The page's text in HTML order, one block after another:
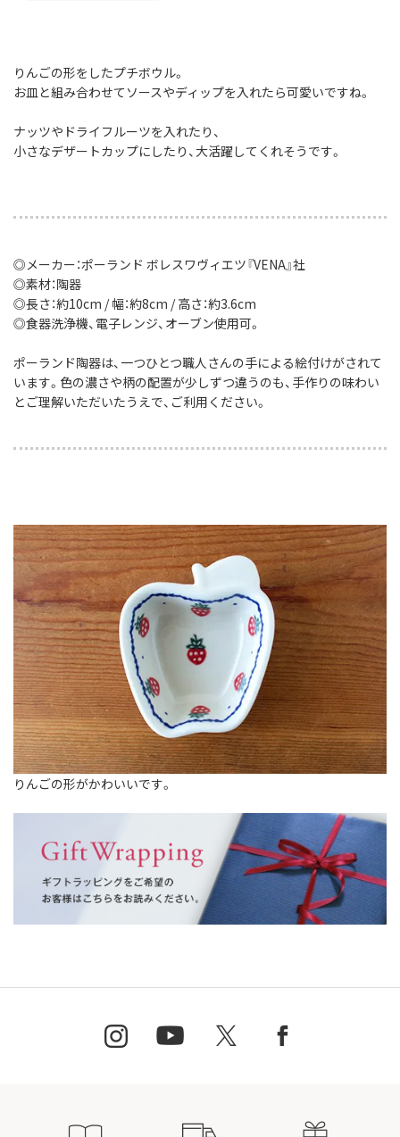
りんごの形をしたプチボウル。
お皿と組み合わせてソースやディップを入れたら可愛いですね。
ナッツやドライフルーツを入れたり、
小さなデザートカップにしたり、大活躍してくれそうです。
◎メーカー：ポーランド ボレスワヴィエツ『VENA』社
◎素材：陶器
◎長さ：約10cm / 幅：約8cm / 高さ：約3.6cm
◎食器洗浄機、電子レンジ、オーブン使用可。
ポーランド陶器は、一つひとつ職人さんの手による絵付けがされて
います。色の濃さや柄の配置が少しずつ違うのも、手作りの味わい
とご理解いただいたうえで、ご利用ください。
りんごの形がかわいいです。